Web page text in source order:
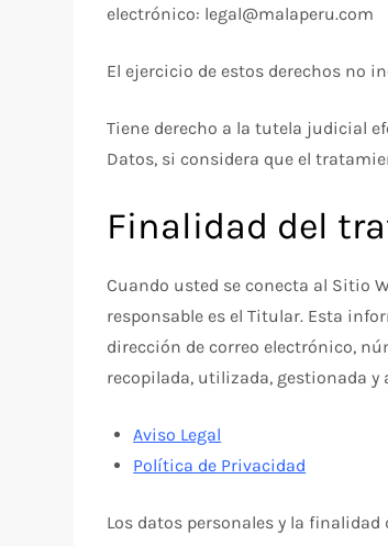
electrónico: legal@malaperu.com
El ejercicio de estos derechos no
Tiene derecho a la tutela judicial
Datos, si considera que el
Finalidad del
Cuando usted se conecta al Sitio
responsable es el Titular. Esta
dirección de correo electrónico,
recopilada, utilizada, gestionada y
Aviso Legal
Política de Privacidad
Los datos personales y la